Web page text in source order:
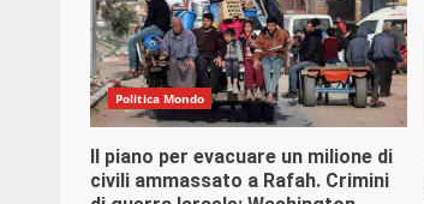
Politica Mondo
Il piano per evacuare un milione di
civili ammassato a Rafah. Crimini